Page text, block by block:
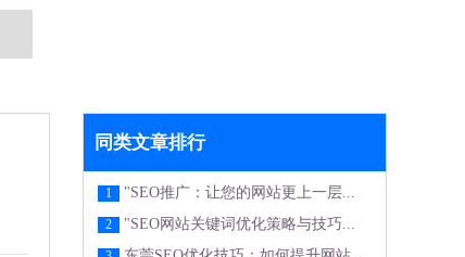
同类文章排行
1 "SEO推广：让您的网站更上一层...
2 "SEO网站关键词优化策略与技巧...